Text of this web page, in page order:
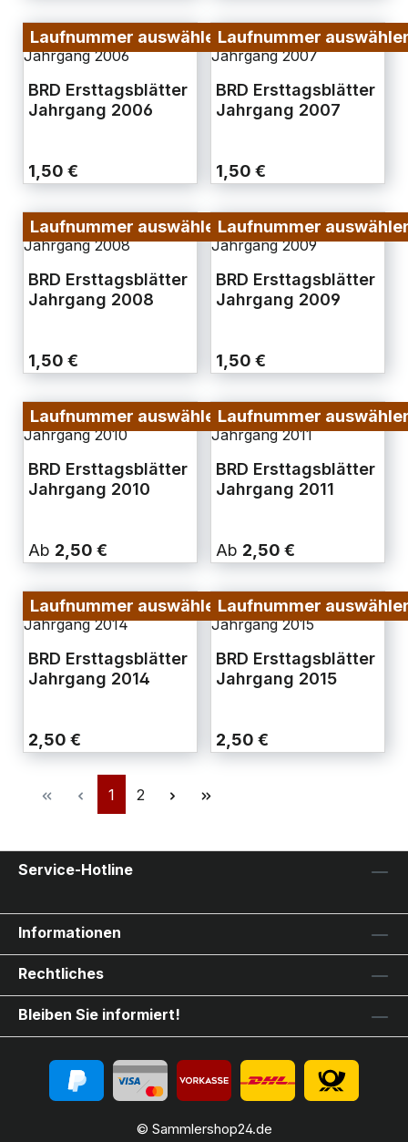
Laufnummer auswählen
BRD Ersttagsblätter
Jahrgang 2006
1,50 €
Laufnummer
BRD Ersttagsblätter
Jahrgang 2007
1,50 €
Laufnummer auswählen
BRD Ersttagsblätter
Jahrgang 2008
1,50 €
Laufnummer
BRD Ersttagsblätter
Jahrgang 2009
1,50 €
Laufnummer auswählen
BRD Ersttagsblätter
Jahrgang 2010
Ab 2,50 €
Laufnummer
BRD Ersttagsblätter
Jahrgang 2011
Ab 2,50 €
Laufnummer auswählen
BRD Ersttagsblätter
Jahrgang 2014
2,50 €
Laufnummer
BRD Ersttagsblätter
Jahrgang 2015
2,50 €
1 2
Service-Hotline
Informationen
Rechtliches
Bleiben Sie informiert!
© Sammlershop24.de